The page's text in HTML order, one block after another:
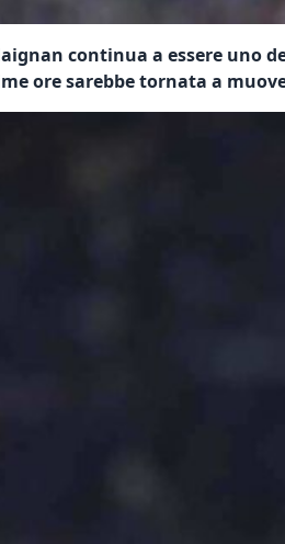
continua a essere uno
ore sarebbe tornata a